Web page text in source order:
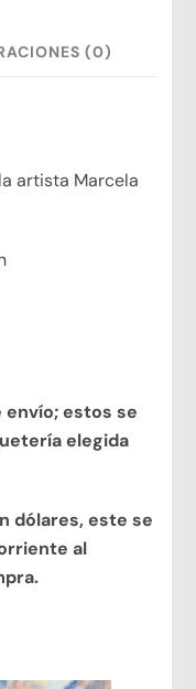
(0)
artista Marcela
envío; estos se
elegida
dólares, este se
al